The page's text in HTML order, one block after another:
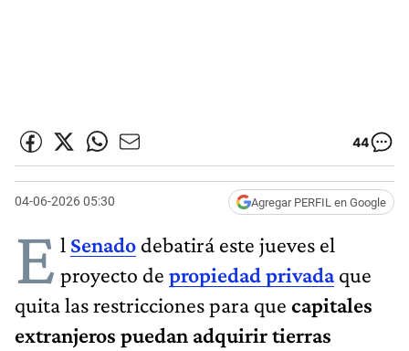
44
04-06-2026 05:30 Agregar PERFIL en Google
E l Senado debatirá este jueves el
proyecto de propiedad privadaque
quita las restricciones para que capitales
extranjeros puedan adquirir tierras